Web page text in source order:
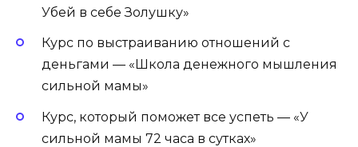
Убей в себе Золушку»
Курс по выстраиванию отношений с
деньгами — «Школа денежного мышления
сильной мамы»
Курс, который поможет все успеть — «У
сильной мамы 72 часа в сутках»